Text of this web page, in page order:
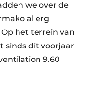
we over de
al erg
het terrein van
sinds dit voorjaar
9.60